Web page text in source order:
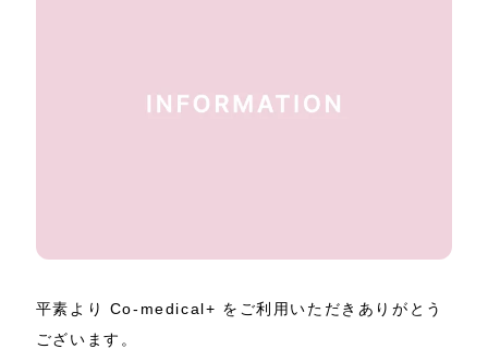
平素より Co-medical+ をご利用いただきありがとう
ございます。